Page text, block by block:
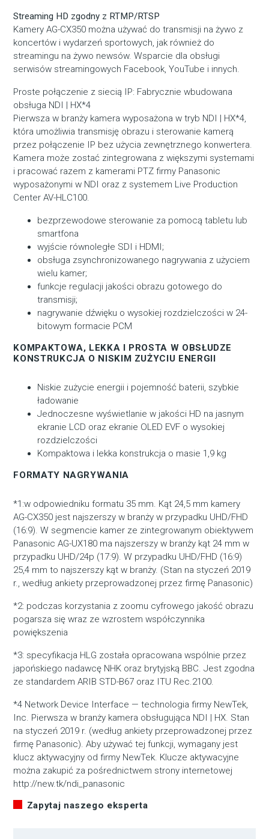
Streaming HD zgodny z RTMP/RTSP
Kamery AG-CX350 można używać do transmisji na żywo z
koncertów i wydarzeń sportowych, jak również do
streamingu na żywo newsów. Wsparcie dla obsługi
serwisów streamingowych Facebook, YouTube i innych.
Proste połączenie z siecią IP: Fabrycznie wbudowana
obsługa NDI | HX*4
Pierwsza w branży kamera wyposażona w tryb NDI | HX*4,
która umożliwia transmisję obrazu i sterowanie kamerą
przez połączenie IP bez użycia zewnętrznego konwertera.
Kamera może zostać zintegrowana z większymi systemami
i pracować razem z kamerami PTZ firmy Panasonic
wyposażonymi w NDI oraz z systemem Live Production
Center AV-HLC100.
bezprzewodowe sterowanie za pomocą tabletu lub
smartfona
wyjście równoległe SDI i HDMI;
obsługa zsynchronizowanego nagrywania z użyciem
wielu kamer;
funkcje regulacji jakości obrazu gotowego do
transmisji;
nagrywanie dźwięku o wysokiej rozdzielczości w 24-
bitowym formacie PCM
KOMPAKTOWA, LEKKA I PROSTA W OBSŁUDZE
KONSTRUKCJA O NISKIM ZUŻYCIU ENERGII
Niskie zużycie energii i pojemność baterii, szybkie
ładowanie
Jednoczesne wyświetlanie w jakości HD na jasnym
ekranie LCD oraz ekranie OLED EVF o wysokiej
rozdzielczości
Kompaktowa i lekka konstrukcja o masie 1,9 kg
FORMATY NAGRYWANIA
*1:w odpowiedniku formatu 35 mm. Kąt 24,5 mm kamery
AG-CX350 jest najszerszy w branży w przypadku UHD/FHD
(16:9). W segmencie kamer ze zintegrowanym obiektywem
Panasonic AG-UX180 ma najszerszy w branży kąt 24 mm w
przypadku UHD/24p (17:9). W przypadku UHD/FHD (16:9)
25,4 mm to najszerszy kąt w branży. (Stan na styczeń 2019
r., według ankiety przeprowadzonej przez firmę Panasonic)
*2: podczas korzystania z zoomu cyfrowego jakość obrazu
pogarsza się wraz ze wzrostem współczynnika
powiększenia
*3: specyfikacja HLG została opracowana wspólnie przez
japońskiego nadawcę NHK oraz brytyjską BBC. Jest zgodna
ze standardem ARIB STD-B67 oraz ITU Rec.2100.
*4 Network Device Interface — technologia firmy NewTek,
Inc. Pierwsza w branży kamera obsługująca NDI | HX. Stan
na styczeń 2019 r. (według ankiety przeprowadzonej przez
firmę Panasonic). Aby używać tej funkcji, wymagany jest
klucz aktywacyjny od firmy NewTek. Klucze aktywacyjne
można zakupić za pośrednictwem strony internetowej
http://new.tk/ndi_panasonic
Zapytaj naszego eksperta